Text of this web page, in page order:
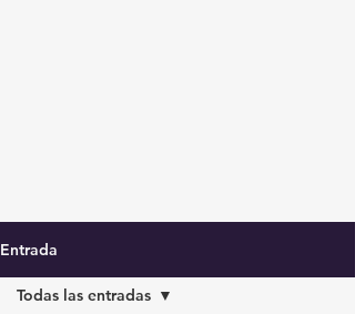
Entrada
Todas las entradas